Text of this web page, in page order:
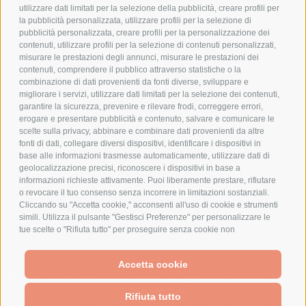
utilizzare dati limitati per la selezione della pubblicità, creare profili per
la pubblicità personalizzata, utilizzare profili per la selezione di
pubblicità personalizzata, creare profili per la personalizzazione dei
contenuti, utilizzare profili per la selezione di contenuti personalizzati,
misurare le prestazioni degli annunci, misurare le prestazioni dei
contenuti, comprendere il pubblico attraverso statistiche o la
combinazione di dati provenienti da fonti diverse, sviluppare e
migliorare i servizi, utilizzare dati limitati per la selezione dei contenuti,
garantire la sicurezza, prevenire e rilevare frodi, correggere errori,
erogare e presentare pubblicità e contenuto, salvare e comunicare le
scelte sulla privacy, abbinare e combinare dati provenienti da altre
fonti di dati, collegare diversi dispositivi, identificare i dispositivi in
base alle informazioni trasmesse automaticamente, utilizzare dati di
geolocalizzazione precisi, riconoscere i dispositivi in base a
informazioni richieste attivamente. Puoi liberamente prestare, rifiutare
o revocare il tuo consenso senza incorrere in limitazioni sostanziali.
Cliccando su "Accetta cookie," acconsenti all'uso di cookie e strumenti
simili. Utilizza il pulsante "Gestisci Preferenze" per personalizzare le
tue scelte o "Rifiuta tutto" per proseguire senza cookie non
momento cliccando sul link "Preferenze Cookie" in fondo alla pagina o
sull'icona dello scudo in basso a sinistra. Le tue preferenze si
applicheranno al solo dispositivo in uso.
Accetta cookie
Rifiuta tutto
PAGAMENTI SICURI
AZIENDA
CHI SIAMO
MARCHI TRATTATI
CONDOMINI
Bonifico
Bancario
SPESA ELETTRICA SOCIETA CONSORTILE A RESPONSABILITA LIMITATA - VIALE
MILANOFIORI, STRADA 4 - PALAZZO A5 20057, ASSAGO MILANO - PARTITA IVA
We use cookies (and other similar technologies) to collect data
to improve your shopping experience.
By using our website,
you're agreeing to the collection of data as described in our